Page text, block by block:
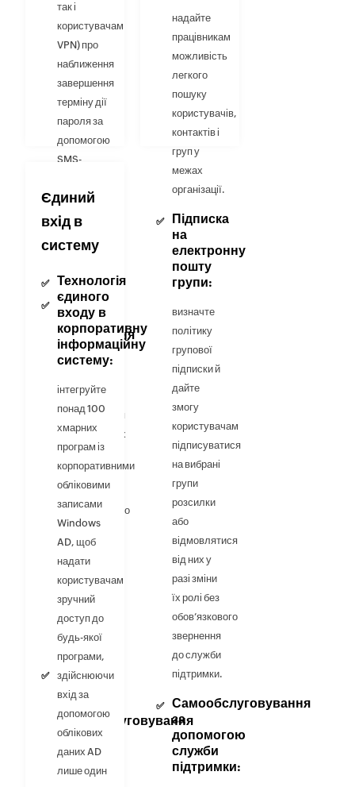
так і
користувачам
VPN) про
наближення
завершення
терміну дії
пароля за
допомогою
SMS-
повідомлень
електронної
сповіщень.
Програма
перевірки
дотримання
політики
паролів:
здійснюйте
настроювання
деталізованих
політик
паролів на
рівні
організаційного
підрозділу
(ОП) і
групи для
різних
користувачів
на різних
платформах.
Агенти
входу
для
самообслуговування
паролів:
надайте
надайте
працівникам
можливість
легкого
пошуку
користувачів,
контактів і
груп у
межах
організації.
Підписка
на
електронну
пошту
групи:
визначте
політику
групової
підписки й
дайте
змогу
користувачам
підписуватися
на вибрані
групи
розсилки
або
відмовлятися
від них у
разі зміни
їх ролі без
обов’язкового
звернення
до служби
підтримки.
Самообслуговування
за
допомогою
служби
підтримки:
Єдиний
вхiд в
систему
Технологія
єдиного
входу в
корпоративну
інформаційну
систему:
інтегруйте
понад 100
хмарних
програм із
корпоративними
обліковими
записами
Windows
AD, щоб
надати
користувачам
зручний
доступ до
будь-якої
програми,
здійснюючи
вхід за
допомогою
облікових
даних AD
лише один